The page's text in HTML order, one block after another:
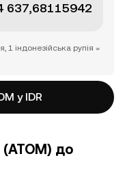
1 індонезійська рупія =
у IDR
до